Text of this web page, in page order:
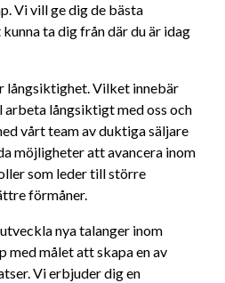
Vi vill ge dig de bästa
ta dig från där du är idag
långsiktighet. Vilket innebär
arbeta långsiktigt med oss och
vårt team av duktiga säljare
möjligheter att avancera inom
som leder till större
förmåner.
nya talanger inom
med målet att skapa en av
Vi erbjuder dig en